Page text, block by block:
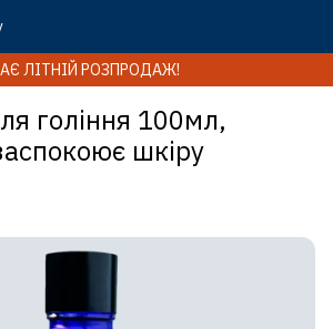
ЛІТНІЙ РОЗПРОДАЖ!
гоління 100мл,
шкіру